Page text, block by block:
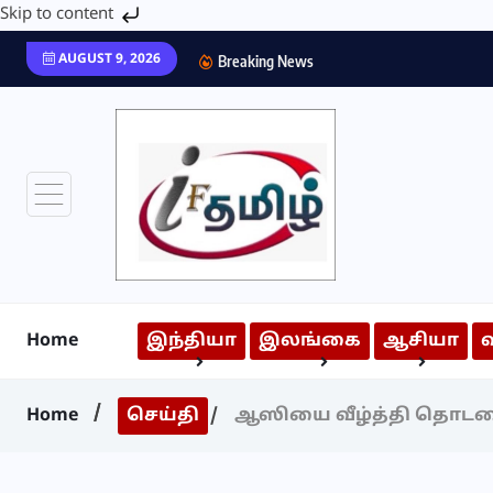
Skip to content
AUGUST 9, 2026 Breaking News
Home இந்தியா இலங்கை ஆசியா
Home செய்தி ஆஸியை வீழ்த்தி